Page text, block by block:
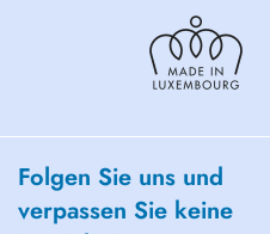
Folgen Sie uns und
verpassen Sie keine